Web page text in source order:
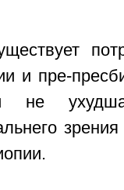
и пре-
не